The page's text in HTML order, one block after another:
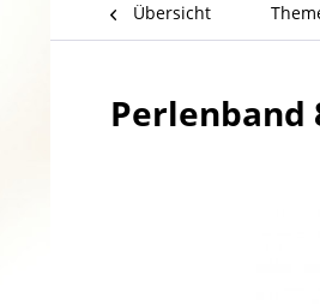
Übersicht
Perlenband